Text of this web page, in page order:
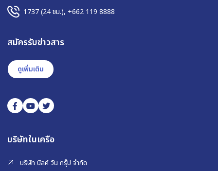
1737(24 ชม.), +662 119 8888
สมัครรับข่าวสาร
ดูเพิ่มเติม
บริษัทในเครือ
บริษัท บิลค์ วัน กรุ๊ป จำกัด